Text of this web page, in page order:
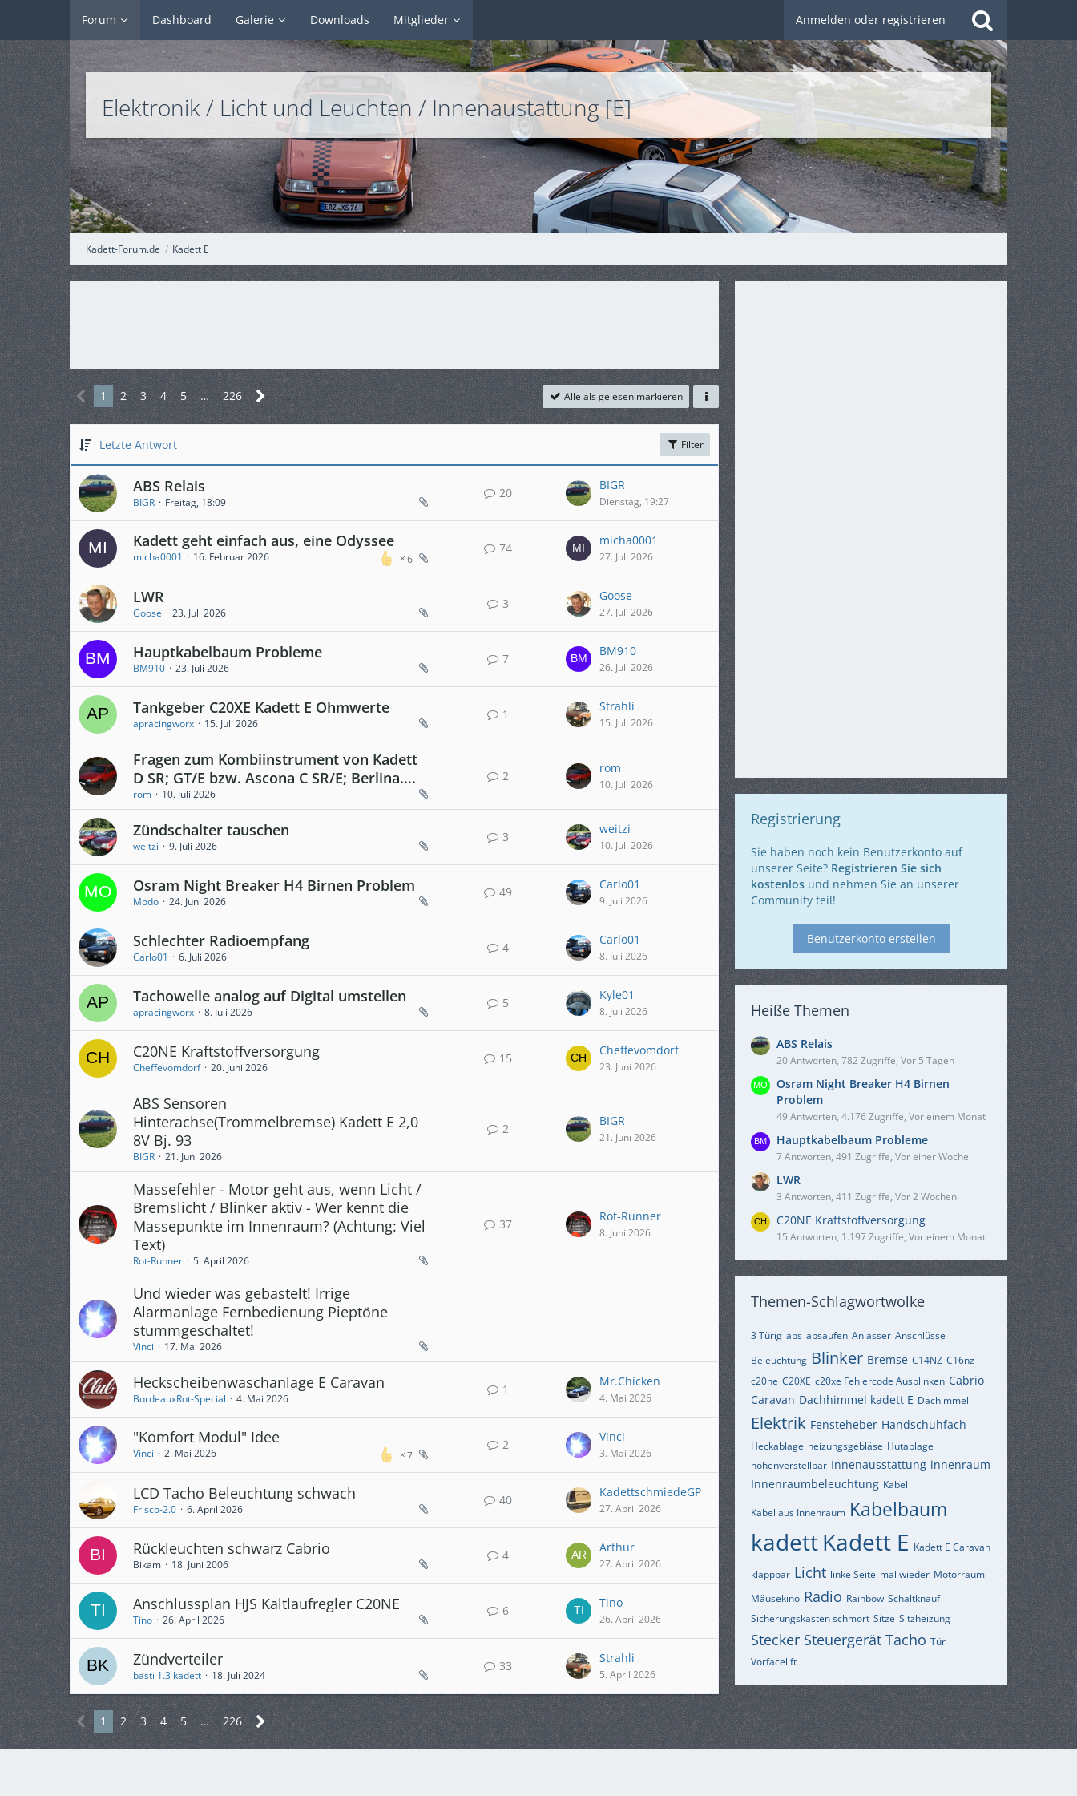
Forum Dashboard Galerie Downloads Mitglieder Anmelden oder registrieren
Kadett-Forum.de Kadett E
Elektronik / Licht und Leuchten / Innenaustattung [E]
1 2 3 4 5 … 226 Alle als gelesen markieren
Letzte Antwort Filter
ABS Relais
BIGR Freitag, 18:09
20
BIGR
Dienstag, 19:27
Kadett geht einfach aus, eine Odyssee
6
micha0001 16. Februar 2026
74
micha0001
27. Juli 2026
LWR
Goose 23. Juli 2026
3
Goose
27. Juli 2026
Hauptkabelbaum Probleme
BM910 23. Juli 2026
7
BM910
26. Juli 2026
Tankgeber C20XE Kadett E Ohmwerte
apracingworx 15. Juli 2026
1
Strahli
15. Juli 2026
Fragen zum Kombiinstrument von Kadett
D SR; GT/E bzw. Ascona C SR/E; Berlina….
rom 10. Juli 2026
2
rom
10. Juli 2026
Zündschalter tauschen
weitzi 9. Juli 2026
3
weitzi
10. Juli 2026
Osram Night Breaker H4 Birnen Problem
Modo 24. Juni 2026
49
Carlo01
9. Juli 2026
Schlechter Radioempfang
Carlo01 6. Juli 2026
4
Carlo01
8. Juli 2026
Tachowelle analog auf Digital umstellen
apracingworx 8. Juli 2026
5
Kyle01
8. Juli 2026
C20NE Kraftstoffversorgung
Cheffevomdorf 20. Juni 2026
15
Cheffevomdorf
23. Juni 2026
ABS Sensoren
Hinterachse(Trommelbremse) Kadett E 2,0
8V Bj. 93
BIGR 21. Juni 2026
2
BIGR
21. Juni 2026
Massefehler - Motor geht aus, wenn Licht /
Bremslicht / Blinker aktiv - Wer kennt die
Massepunkte im Innenraum? (Achtung: Viel
Text)
Rot-Runner 5. April 2026
37
Rot-Runner
8. Juni 2026
Und wieder was gebastelt! Irrige
Alarmanlage Fernbedienung Pieptöne
stummgeschaltet!
Vinci 17. Mai 2026
Heckscheibenwaschanlage E Caravan
BordeauxRot-Special 4. Mai 2026
1
Mr.Chicken
4. Mai 2026
"Komfort Modul" Idee
7
Vinci 2. Mai 2026
2
Vinci
3. Mai 2026
LCD Tacho Beleuchtung schwach
Frisco-2.0 6. April 2026
40
KadettschmiedeGP
27. April 2026
Rückleuchten schwarz Cabrio
Bikam 18. Juni 2006
4
Arthur
27. April 2026
Anschlussplan HJS Kaltlaufregler C20NE
Tino 26. April 2026
6
Tino
26. April 2026
Zündverteiler
basti 1.3 kadett 18. Juli 2024
33
Strahli
5. April 2026
1 2 3 4 5 … 226
Registrierung
Sie haben noch kein Benutzerkonto auf
unserer Seite? Registrieren Sie sich
kostenlos und nehmen Sie an unserer
Community teil!
Benutzerkonto erstellen
Heiße Themen
ABS Relais
20 Antworten, 782 Zugriffe, Vor 5 Tagen
Osram Night Breaker H4 Birnen
Problem
49 Antworten, 4.176 Zugriffe, Vor einem Monat
Hauptkabelbaum Probleme
7 Antworten, 491 Zugriffe, Vor einer Woche
LWR
3 Antworten, 411 Zugriffe, Vor 2 Wochen
C20NE Kraftstoffversorgung
15 Antworten, 1.197 Zugriffe, Vor einem Monat
Themen-Schlagwortwolke
3 Türig abs absaufen Anlasser Anschlüsse
Beleuchtung Blinker Bremse C14NZ C16nz
c20ne C20XE c20xe Fehlercode Ausblinken Cabrio
Caravan Dachhimmel kadett E Dachimmel
Elektrik Fensteheber Handschuhfach
Heckablage heizungsgebläse Hutablage
höhenverstellbar Innenausstattung innenraum
Innenraumbeleuchtung Kabel
Kabel aus Innenraum Kabelbaum
kadettKadett E Kadett E Caravan
klappbar Licht linke Seite mal wieder Motorraum
Mäusekino Radio Rainbow Schaltknauf
Sicherungskasten schmort Sitze Sitzheizung
Stecker Steuergerät Tacho Tür
Vorfacelift